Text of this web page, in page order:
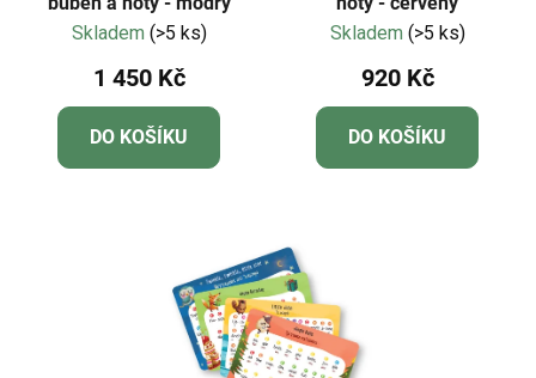
Skladem (>5 ks)
1 450 Kč
DO KOŠÍKU
Skladem (>5 ks)
920 Kč
DO KOŠÍKU